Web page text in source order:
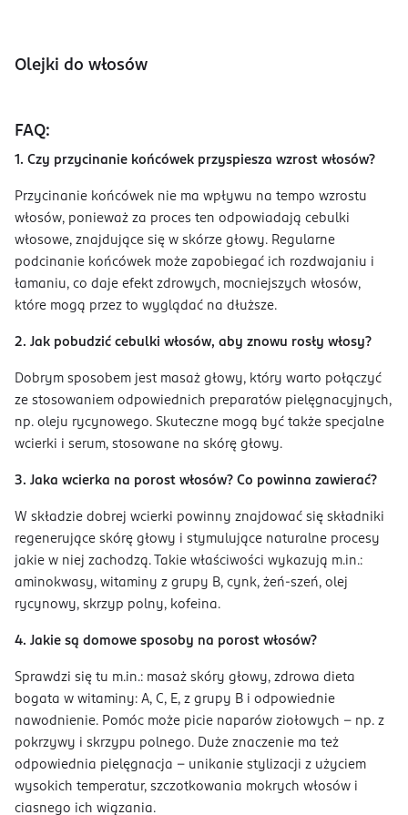
Olejki do włosów
FAQ:
1. Czy przycinanie końcówek przyspiesza wzrost włosów?
Przycinanie końcówek nie ma wpływu na tempo wzrostu
włosów, ponieważ za proces ten odpowiadają cebulki
włosowe, znajdujące się w skórze głowy. Regularne
podcinanie końcówek może zapobiegać ich rozdwajaniu i
łamaniu, co daje efekt zdrowych, mocniejszych włosów,
które mogą przez to wyglądać na dłuższe.
2. Jak pobudzić cebulki włosów, aby znowu rosły włosy?
Dobrym sposobem jest masaż głowy, który warto połączyć
ze stosowaniem odpowiednich preparatów pielęgnacyjnych,
np. oleju rycynowego. Skuteczne mogą być także specjalne
wcierki i serum, stosowane na skórę głowy.
3. Jaka wcierka na porost włosów? Co powinna zawierać?
W składzie dobrej wcierki powinny znajdować się składniki
regenerujące skórę głowy i stymulujące naturalne procesy
jakie w niej zachodzą. Takie właściwości wykazują m.in.:
aminokwasy, witaminy z grupy B, cynk, żeń-szeń, olej
rycynowy, skrzyp polny, kofeina.
4. Jakie są domowe sposoby na porost włosów?
Sprawdzi się tu m.in.: masaż skóry głowy, zdrowa dieta
bogata w witaminy: A, C, E, z grupy B i odpowiednie
nawodnienie. Pomóc może picie naparów ziołowych – np. z
pokrzywy i skrzypu polnego. Duże znaczenie ma też
odpowiednia pielęgnacja – unikanie stylizacji z użyciem
wysokich temperatur, szczotkowania mokrych włosów i
ciasnego ich wiązania.